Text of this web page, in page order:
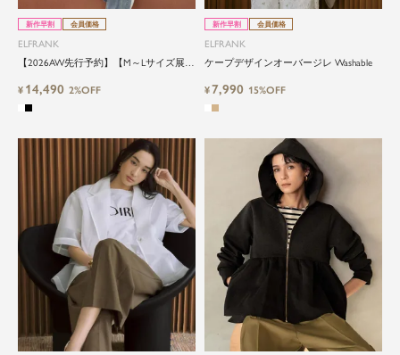
新作早割 会員価格
ELFRANK
【2026AW先行予約】【M～Lサイズ展
¥ 14,490 2%OFF
新作早割 会員価格
ELFRANK
ケープデザインオーバージレ Washable
¥7,990 15%OFF